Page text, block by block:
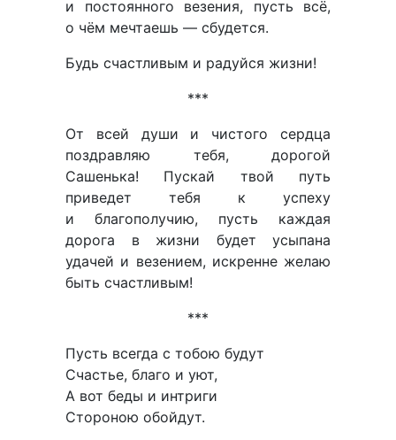
и постоянного везения, пусть всё,
о чём мечтаешь — сбудется.
Будь счастливым и радуйся жизни!
***
От всей души и чистого сердца
поздравляю тебя, дорогой
Сашенька! Пускай твой путь
приведет тебя к успеху
и благополучию, пусть каждая
дорога в жизни будет усыпана
удачей и везением, искренне желаю
быть счастливым!
***
Пусть всегда с тобою будут
Счастье, благо и уют,
А вот беды и интриги
Стороною обойдут.